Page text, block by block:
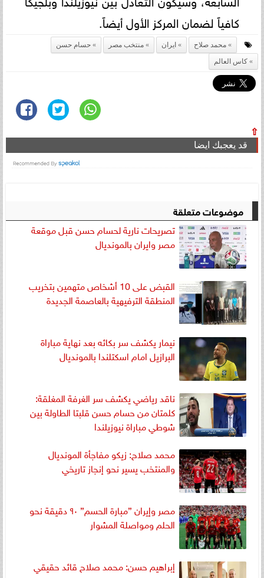
كافياً لضمان المركز الأول أيضاً.
محمد صلاح ايران منتخب مصر
حسام حسن
كاس العالم
⇧
قد يعجبك ايضا
موضوعات متعلقة
تصريحات نارية لحسام حسن قبل موقعة
مصر وايران بالمونديال
القبض على 10 أشخاص متهمين بتخريب
المنطقة الترفيهية بالعاصمة الجديدة
نيمار يكشف سر بكائه بعد نهاية مباراة
البرازيل امام اسكتلندا بالمونديال
ناقد رياضي يكشف سر الغرفة المغلقة:
كلمتان من حسام حسن قلبتا الطاولة بين
شوطي مباراة نيوزيلندا
محمد صلاح: زيكو مفاجأة المونديال
والمنتخب يسير نحو إنجاز تاريخي
مصر وإيران ”مبارة الحسم” ٩٠ دقيقة نحو
الحلم ومواصلة المشوار
إبراهيم حسن: محمد صلاح قائد حقيقي